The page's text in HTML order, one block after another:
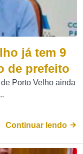
já tem 9
de prefeito
Porto Velho ainda
Continuar lendo